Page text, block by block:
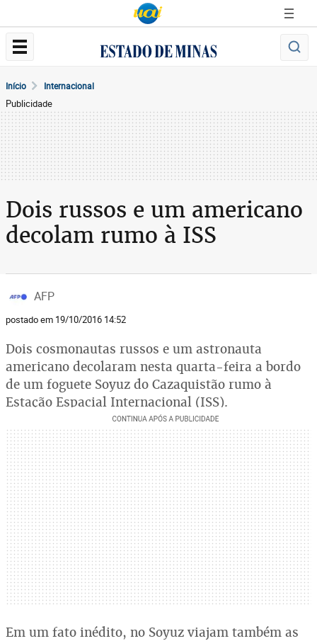
Início Internacional
Publicidade
Dois russos e um americano
decolam rumo à ISS
AFP
postado em 19/10/2016 14:52
Dois cosmonautas russos e um astronauta
americano decolaram nesta quarta-feira a bordo
de um foguete Soyuz do Cazaquistão rumo à
Estação Espacial Internacional (ISS).
Em um fato inédito, no Soyuz viajam também as